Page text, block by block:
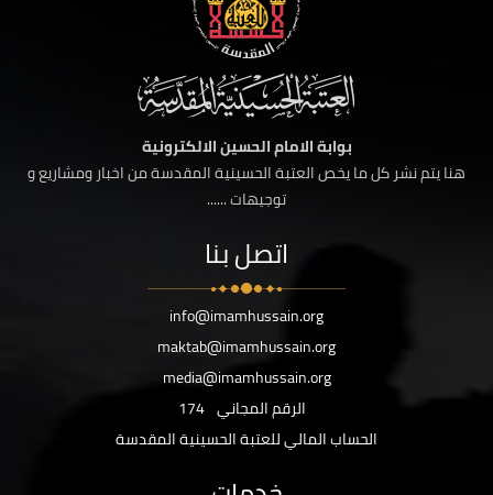
بوابة الامام الحسين الالكترونية
هنا يتم نشر كل ما يخص العتبة الحسينية المقدسة من اخبار ومشاريع و
توجيهات ......
اتصل بنا
info@imamhussain.org
maktab@imamhussain.org
media@imamhussain.org
الرقم المجاني 174
الحساب المالي للعتبة الحسينية المقدسة